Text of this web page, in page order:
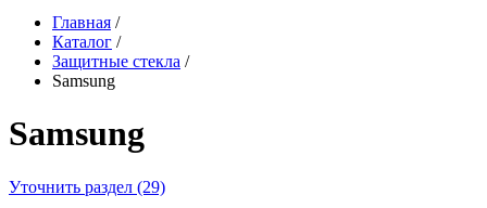
Главная /
Каталог /
Защитные стекла /
Samsung
Samsung
Уточнить раздел (29)